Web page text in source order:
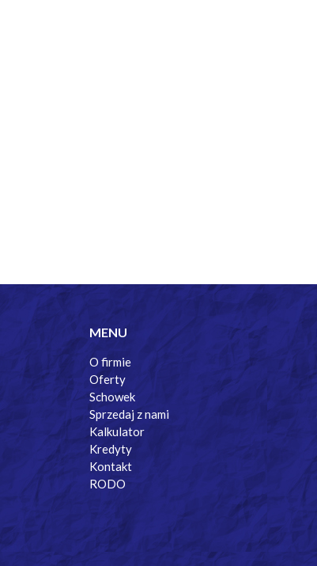
MENU
O firmie
Oferty
Schowek
Sprzedaj z nami
Kalkulator
Kredyty
Kontakt
RODO